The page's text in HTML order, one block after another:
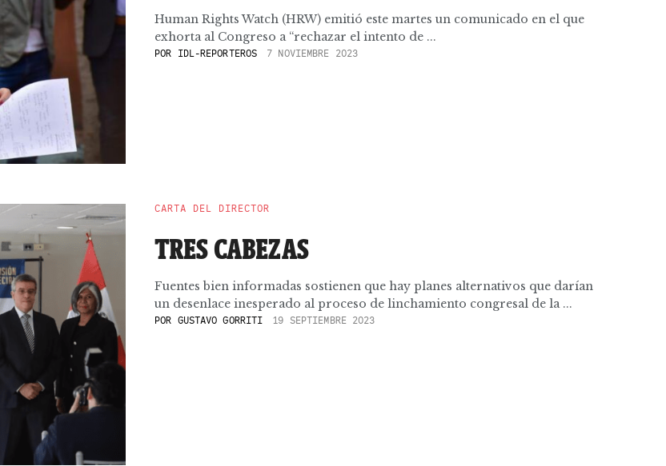
Human Rights Watch (HRW) emitió este martes un comunicado en el que
exhorta al Congreso a “rechazar el intento de ...
POR IDL-REPORTEROS 7 NOVIEMBRE 2023
CARTA DEL DIRECTOR
TRES CABEZAS
Fuentes bien informadas sostienen que hay planes alternativos que darían
un desenlace inesperado al proceso de linchamiento congresal de la ...
POR GUSTAVO GORRITI 19 SEPTIEMBRE 2023